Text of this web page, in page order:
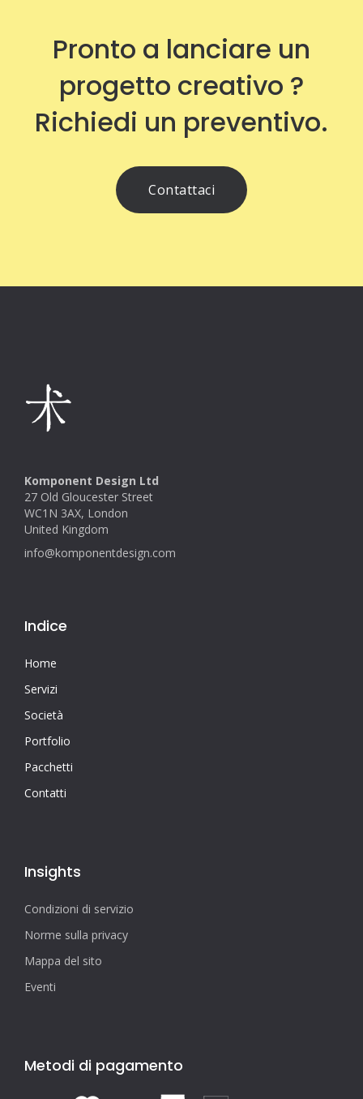
Pronto a lanciare un
progetto creativo ?
Richiedi un preventivo.
Contattaci
Komponent Design Ltd
27 Old Gloucester Street
WC1N 3AX, London
United Kingdom
info@komponentdesign.com
Indice
Home
Servizi
Società
Portfolio
Pacchetti
Contatti
Insights
Condizioni di servizio
Norme sulla privacy
Mappa del sito
Eventi
Metodi di pagamento